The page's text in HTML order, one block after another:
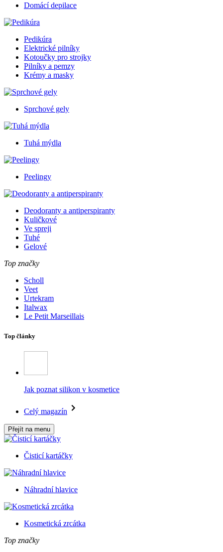
Domácí depilace
Pedikúra
Elektrické pilníky
Kotoučky pro strojky
Pilníky a pemzy
Krémy a masky
Sprchové gely
Tuhá mýdla
Peelingy
Deodoranty a antiperspiranty
Kuličkové
Ve spreji
Tuhé
Gelové
Top značky
Scholl
Veet
Urtekram
Italwax
Le Petit Marseillais
Top články
Jak poznat silikon v kosmetice
Celý magazín
Přejít na menu
Čisticí kartáčky
Náhradní hlavice
Kosmetická zrcátka
Top značky